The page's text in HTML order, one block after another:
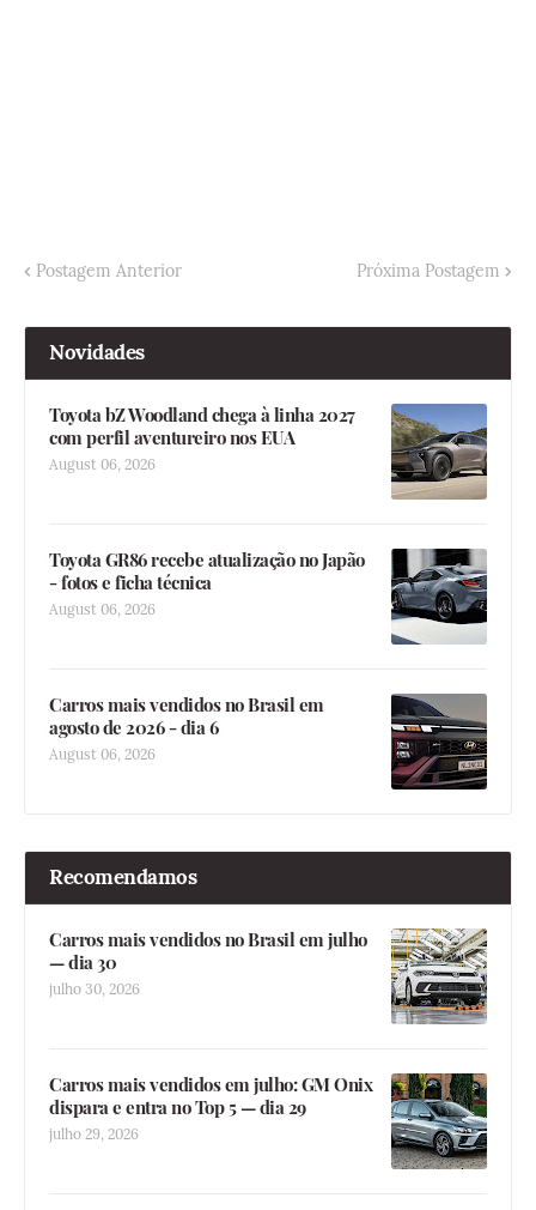
Postagem Anterior Próxima Postagem
Novidades
Toyota bZ Woodland chega à linha 2027
com perfil aventureiro nos EUA
August 06, 2026
Toyota GR86 recebe atualização no Japão
- fotos e ficha técnica
August 06, 2026
Carros mais vendidos no Brasil em
agosto de 2026 - dia 6
August 06, 2026
Recomendamos
Carros mais vendidos no Brasil em julho
— dia 30
julho 30, 2026
Carros mais vendidos em julho: GM Onix
dispara e entra no Top 5 — dia 29
julho 29, 2026